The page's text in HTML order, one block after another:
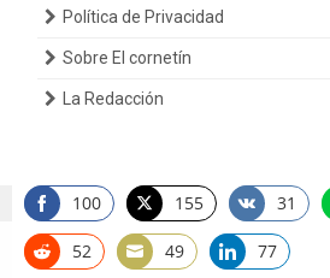
Política de Privacidad
Sobre El cornetín
La Redacción
Copyright 2022 by El
100
Share
on
Facebook
155
Share
on
Twitter
31
Share
on
Vkontakte
52
Share
49
Share
77
Share